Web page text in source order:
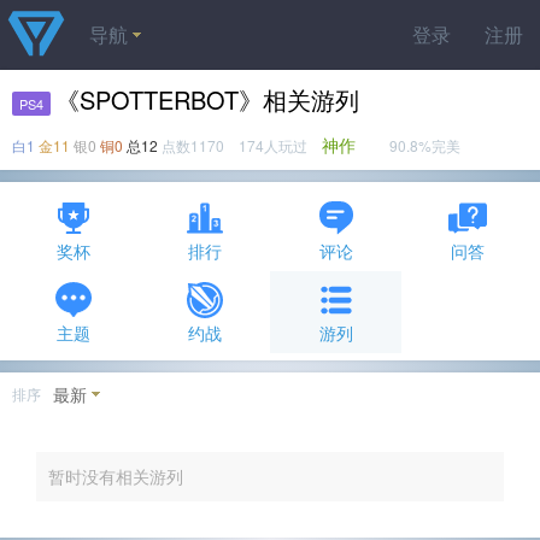
登录 注册
导航
PS4 《SPOTTERBOT》相关游列
白1 金11 银0 铜0 总12 点数1170 174人玩过 神作 90.8%完美
奖杯 排行 评论 问答
主题 约战 游列
排序 最新
暂时没有相关游列